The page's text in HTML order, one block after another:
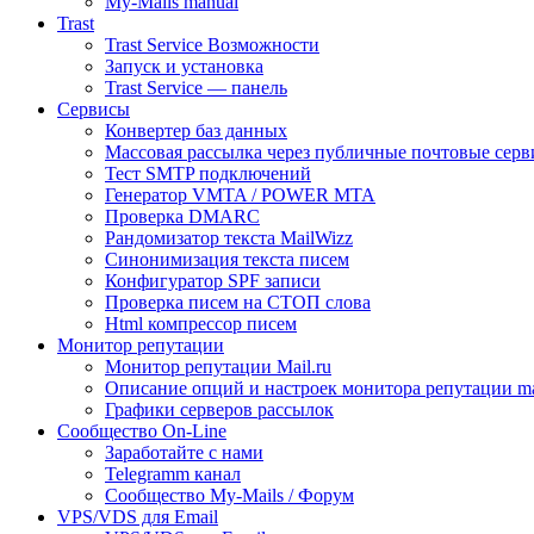
Trast
Trast Service Возможности
Запуск и установка
Trast Service — панель
Сервисы
Конвертер баз данных
Массовая рассылка через публичные почтовые
Тест SMTP подключений
Генератор VMTA / POWER MTA
Проверка DMARC
Рандомизатор текста MailWizz
Синонимизация текста писем
Конфигуратор SPF записи
Проверка писем на СТОП слова
Html компрессор писем
Монитор репутации
Монитор репутации Mail.ru
Описание опций и настроек монитора репутации
Графики серверов рассылок
Сообщество On-Line
Заработайте с нами
Telegramm канал
Сообщество My-Mails / Форум
VPS/VDS для Email